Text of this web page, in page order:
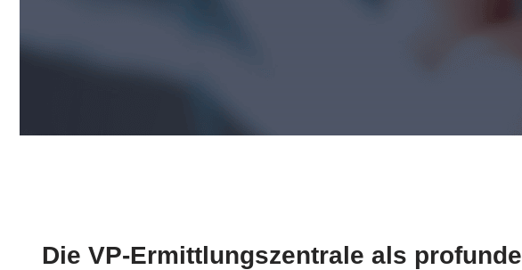
Die VP-Ermittlungszentrale als profunde